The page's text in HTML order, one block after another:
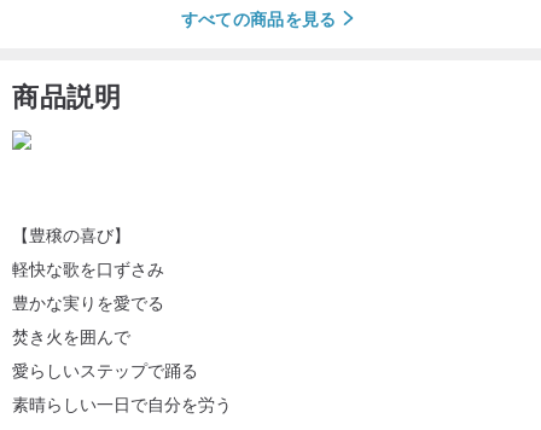
すべての商品を見る
商品説明
【豊穣の喜び】
軽快な歌を口ずさみ
豊かな実りを愛でる
焚き火を囲んで
愛らしいステップで踊る
素晴らしい一日で自分を労う